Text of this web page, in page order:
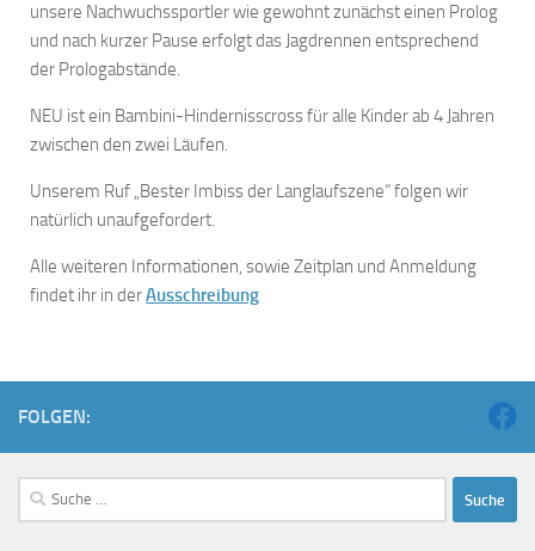
unsere Nachwuchssportler wie gewohnt zunächst einen Prolog
und nach kurzer Pause erfolgt das Jagdrennen entsprechend
der Prologabstände.
NEU ist ein Bambini-Hindernisscross für alle Kinder ab 4 Jahren
zwischen den zwei Läufen.
Unserem Ruf „Bester Imbiss der Langlaufszene“ folgen wir
natürlich unaufgefordert.
Alle weiteren Informationen, sowie Zeitplan und Anmeldung
findet ihr in derAusschreibung
FOLGEN: